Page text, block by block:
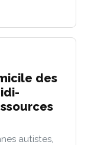
des
autistes,